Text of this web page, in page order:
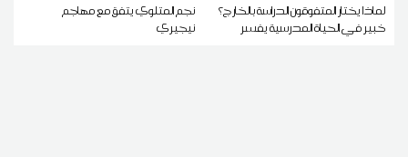
لماذا يختار المتفوقون الدراسة بالخارج؟
خبير في الحياة المدرسية يفسر
نجم المتلوي يتفق مع مهاجم
نيجيري